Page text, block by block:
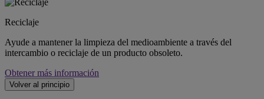
Reciclaje
Ayude a mantener la limpieza del medioambiente a través del
intercambio o reciclaje de un producto obsoleto.
Obtener más información
Volver al principio